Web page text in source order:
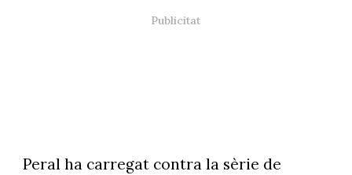
Peral ha carregat contra la sèrie de